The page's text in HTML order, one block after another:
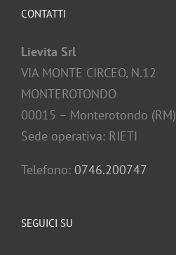
CONTATTI
Lievita Srl
VIA MONTE CIRCEO, N.12
MONTEROTONDO
00015 – Monterotondo (RM)
Sede operativa: RIETI
Telefono: 0746.200747
SEGUICI SU